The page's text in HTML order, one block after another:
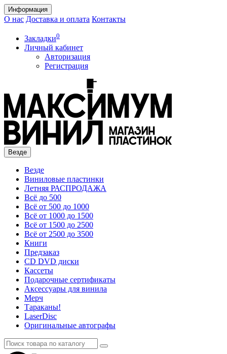
Информация
О нас Доставка и оплата Контакты
Закладки0
Личный кабинет
Авторизация
Регистрация
Везде
Везде
Виниловые пластинки
Летняя РАСПРОДАЖА
Всё до 500
Всё от 500 до 1000
Всё от 1000 до 1500
Всё от 1500 до 2500
Всё от 2500 до 3500
Книги
Предзаказ
CD DVD диски
Кассеты
Подарочные сертификаты
Аксессуары для винила
Мерч
Тараканы!
LaserDisc
Оригинальные автографы